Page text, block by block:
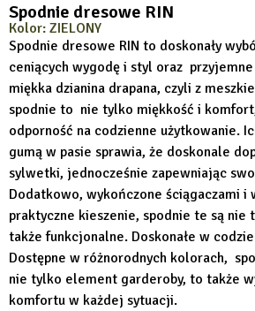
Spodnie dresowe RIN
Kolor: ZIELONY
Spodnie dresowe RIN to doskonały
ceniących wygodę i styl oraz
miękka dzianina drapana, czyli z
spodnie to nie tylko miękkość i
odporność na codzienne użytkowanie.
gumą w pasie sprawia, że doskonale
sylwetki, jednocześnie zapewniając
Dodatkowo, wykończone ściągaczami i
praktyczne kieszenie, spodnie te są nie
także funkcjonalne. Doskonałe w
Dostępne w różnorodnych kolorach,
nie tylko element garderoby, to także
komfortu w każdej sytuacji.